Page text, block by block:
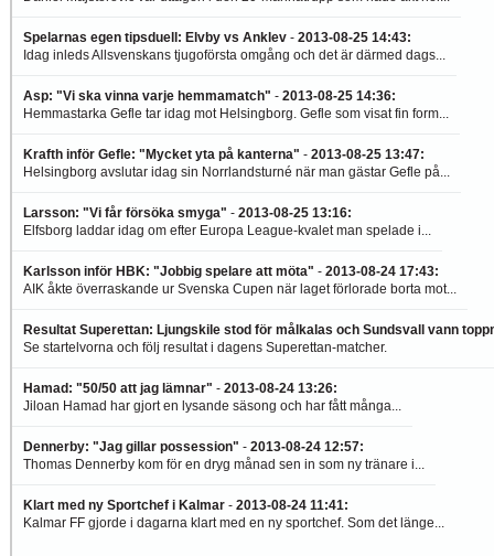
Spelarnas egen tipsduell: Elvby vs Anklev - 2013-08-25 14:43:
Idag inleds Allsvenskans tjugoförsta omgång och det är därmed dags...
Asp: "Vi ska vinna varje hemmamatch" - 2013-08-25 14:36:
Hemmastarka Gefle tar idag mot Helsingborg. Gefle som visat fin form...
Krafth inför Gefle: "Mycket yta på kanterna" - 2013-08-25 13:47:
Helsingborg avslutar idag sin Norrlandsturné när man gästar Gefle på...
Larsson: "Vi får försöka smyga" - 2013-08-25 13:16:
Elfsborg laddar idag om efter Europa League-kvalet man spelade i...
Karlsson inför HBK: "Jobbig spelare att möta" - 2013-08-24 17:43:
AIK åkte överraskande ur Svenska Cupen när laget förlorade borta mot...
Resultat Superettan: Ljungskile stod för målkalas och Sundsvall vann
Se startelvorna och följ resultat i dagens Superettan-matcher.
Hamad: "50/50 att jag lämnar" - 2013-08-24 13:26:
Jiloan Hamad har gjort en lysande säsong och har fått många...
Dennerby: "Jag gillar possession" - 2013-08-24 12:57:
Thomas Dennerby kom för en dryg månad sen in som ny tränare i...
Klart med ny Sportchef i Kalmar - 2013-08-24 11:41:
Kalmar FF gjorde i dagarna klart med en ny sportchef. Som det länge...